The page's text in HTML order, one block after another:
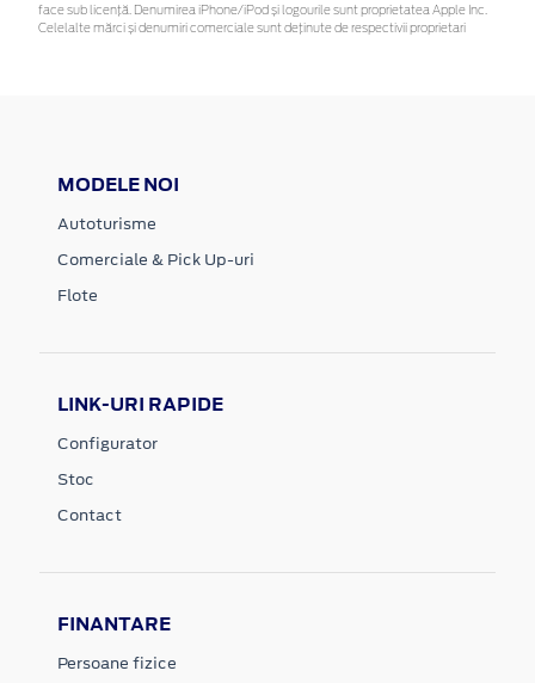
face sub licență. Denumirea iPhone/iPod și logourile sunt proprietatea Apple Inc.
Celelalte mărci și denumiri comerciale sunt deținute de respectivii proprietari
MODELE NOI
Autoturisme
Comerciale & Pick Up-uri
Flote
LINK-URI RAPIDE
Configurator
Stoc
Contact
FINANTARE
Persoane fizice